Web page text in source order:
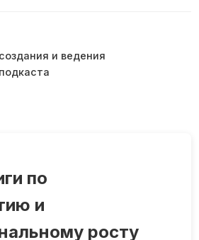
по
и
росту
и ведения